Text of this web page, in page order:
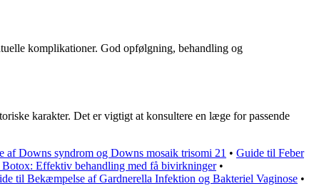
komplikationer. God opfølgning, behandling og
karakter. Det er vigtigt at konsultere en læge for passende
af Downs syndrom og Downs mosaik trisomi 21 • Guide til Feber
Effektiv behandling med få bivirkninger•
til Bekæmpelse af Gardnerella Infektion og Bakteriel Vaginose •